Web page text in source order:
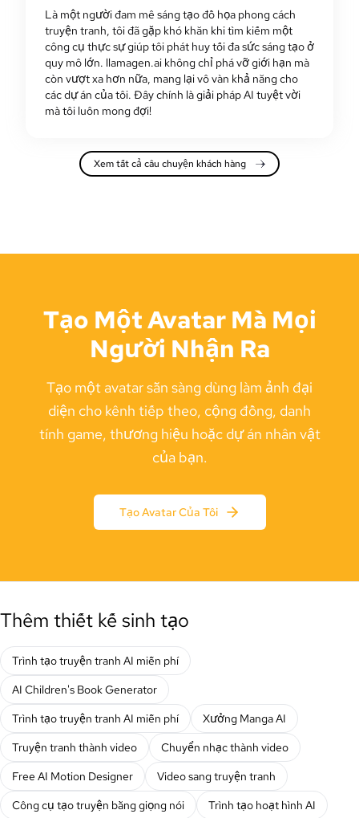
Là một người đam mê sáng tạo đồ họa phong cách
truyện tranh, tôi đã gặp khó khăn khi tìm kiếm một
công cụ thực sự giúp tôi phát huy tối đa sức sáng tạo ở
quy mô lớn. llamagen.ai không chỉ phá vỡ giới hạn mà
còn vượt xa hơn nữa, mang lại vô vàn khả năng cho
các dự án của tôi. Đây chính là giải pháp AI tuyệt vời
mà tôi luôn mong đợi!
Xem tất cả câu chuyện khách hàng
Tạo Một Avatar Mà Mọi
Người Nhận Ra
Tạo một avatar sẵn sàng dùng làm ảnh đại
diện cho kênh tiếp theo, cộng đồng, danh
tính game, thương hiệu hoặc dự án nhân vật
của bạn.
Tạo Avatar Của Tôi
Thêm thiết kế sinh tạo
Trình tạo truyện tranh AI miễn phí
AI Children's Book Generator
Trình tạo truyện tranh AI miễn phí
Xưởng Manga AI
Truyện tranh thành video
Chuyển nhạc thành video
Free AI Motion Designer
Video sang truyện tranh
Công cụ tạo truyện bằng giọng nói
Trình tạo hoạt hình AI